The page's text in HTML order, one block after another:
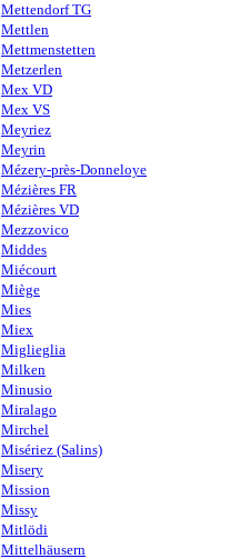
Mettendorf TG
Mettlen
Mettmenstetten
Metzerlen
Mex VD
Mex VS
Meyriez
Meyrin
Mézery-près-Donneloye
Mézières FR
Mézières VD
Mezzovico
Middes
Miécourt
Miège
Mies
Miex
Miglieglia
Milken
Minusio
Miralago
Mirchel
Misériez (Salins)
Misery
Mission
Missy
Mitlödi
Mittelhäusern